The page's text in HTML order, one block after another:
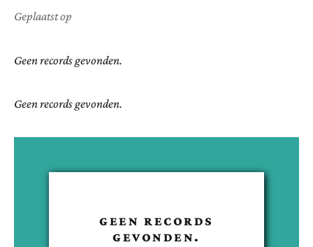
Geplaatst op
Geen records gevonden.
Geen records gevonden.
GEEN RECORDS
GEVONDEN.